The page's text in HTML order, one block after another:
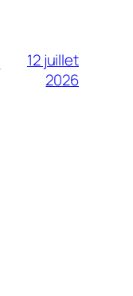
12 juillet
2026